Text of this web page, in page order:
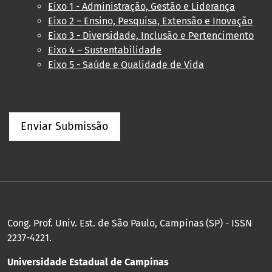
Eixo 1 - Administração, Gestão e Liderança
Eixo 2 – Ensino, Pesquisa, Extensão e Inovação
Eixo 3 - Diversidade, Inclusão e Pertencimento
Eixo 4 – Sustentabilidade
Eixo 5 - Saúde e Qualidade de Vida
Enviar Submissão
Cong. Prof. Univ. Est. de São Paulo, Campinas (SP) - ISSN
2237-4221.
Universidade Estadual de Campinas